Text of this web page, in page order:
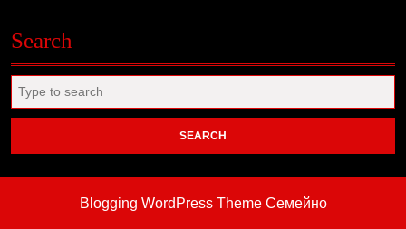
Search
for:
Blogging WordPress ThemeСемейно